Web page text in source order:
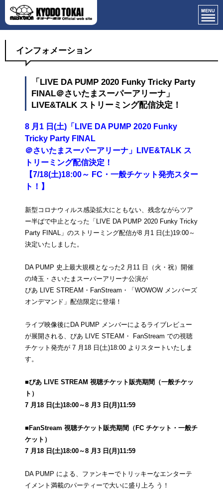
インフォメーション
「LIVE DA PUMP 2020 Funky Tricky Party
FINAL＠さいたまスーパーアリーナ」
LIVE&TALK ストリーミング配信決定！
8 月1 日(土)「LIVE DA PUMP 2020 Funky
Tricky Party FINAL
＠さいたまスーパーアリーナ」LIVE&TALK ス
トリーミング配信決定！
【7/18(土)18:00～ FC・一般チケット発売スター
ト！】
新型コロナウィルス感染拡大にともない、残念ながらツア
ー半ばで中止となった「LIVE DA PUMP 2020 Funky Tricky
Party FINAL」のストリーミング配信が8 月1 日(土)19:00～
決定いたしました。
DA PUMP 史上最大規模となった2 月11 日（火・祝）開催
の埼玉・さいたまスーパーアリーナ公演が
ぴあ LIVE STREAM・FanStream・「WOWOW メンバーズ
オンデマンド」配信限定に登場！
ライブ映像後にDA PUMP メンバーによるライブレビュー
が展開される、ぴあ LIVE STEAM・ FanStream での視聴
チケット発売が 7 月18 日(土)18:00 よりスタートいたしま
す。
■ぴあ LIVE STREAM 視聴チケット販売期間（一般チケッ
ト）
7 月18 日(土)18:00～8 月3 日(月)11:59
■FanStream 視聴チケット販売期間（FC チケット・一般チ
ケット）
7 月18 日(土)18:00～8 月3 日(月)11:59
DA PUMP による、ファンキーでトリッキーなエンターテ
イメント満載のパーティーで大いに盛り上ろ う！